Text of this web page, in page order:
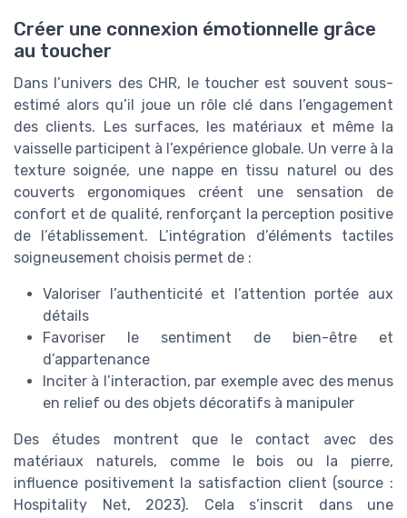
Créer une connexion émotionnelle grâce
au toucher
Dans l’univers des CHR, le toucher est souvent sous-
estimé alors qu’il joue un rôle clé dans l’engagement
des clients. Les surfaces, les matériaux et même la
vaisselle participent à l’expérience globale. Un verre à la
texture soignée, une nappe en tissu naturel ou des
couverts ergonomiques créent une sensation de
confort et de qualité, renforçant la perception positive
de l’établissement. L’intégration d’éléments tactiles
soigneusement choisis permet de :
Valoriser l’authenticité et l’attention portée aux
détails
Favoriser le sentiment de bien-être et
d’appartenance
Inciter à l’interaction, par exemple avec des menus
en relief ou des objets décoratifs à manipuler
Des études montrent que le contact avec des
matériaux naturels, comme le bois ou la pierre,
influence positivement la satisfaction client (source :
Hospitality Net, 2023). Cela s’inscrit dans une